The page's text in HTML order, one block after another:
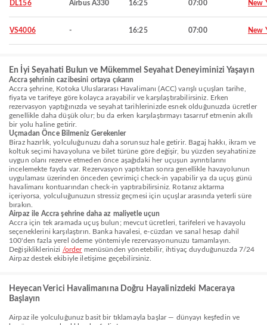
DL156 Airbus A330 16:25 07:00 New
VS4006 - 16:25 07:00 New
En İyi Seyahati Bulun ve Mükemmel Seyahat Deneyiminizi Yaşayın
Accra şehrinin cazibesini ortaya çıkarın
Accra şehrine, Kotoka Uluslararası Havalimanı (ACC) varışlı uçuşları tarihe,
fiyata ve tarifeye göre kolayca arayabilir ve karşılaştırabilirsiniz. Erken
rezervasyon yaptığınızda ve seyahat tarihlerinizde esnek olduğunuzda ücretler
genellikle daha düşük olur; bu da erken karşılaştırmayı tasarruf etmenin akıllı
bir yolu haline getirir.
Uçmadan Önce Bilmeniz Gerekenler
Biraz hazırlık, yolculuğunuzu daha sorunsuz hale getirir. Bagaj hakkı, ikram ve
koltuk seçimi havayoluna ve bilet türüne göre değişir, bu yüzden seyahatinize
uygun olanı rezerve etmeden önce aşağıdaki her uçuşun ayrıntılarını
incelemekte fayda var. Rezervasyon yaptıktan sonra genellikle havayolunun
uygulaması üzerinden önceden çevrimiçi check-in yapabilir ya da uçuş günü
havalimanı kontuarından check-in yaptırabilirsiniz. Rotanız aktarma
içeriyorsa, yolculuğunuzun stressiz geçmesi için uçuşlar arasında yeterli süre
bırakın.
Airpaz ile Accra şehrine daha az maliyetle uçun
Accra için tek aramada uçuş bulun; mevcut ücretleri, tarifeleri ve havayolu
seçeneklerini karşılaştırın. Banka havalesi, e-cüzdan ve sanal hesap dahil
100'den fazla yerel ödeme yöntemiyle rezervasyonunuzu tamamlayın.
Değişikliklerinizi /ordermenüsünden yönetebilir, ihtiyaç duyduğunuzda 7/24
Airpaz destek ekibiyle iletişime geçebilirsiniz.
Heyecan Verici Havalimanına Doğru Hayalinizdeki Maceraya
Başlayın
Airpaz ile yolculuğunuz basit bir tıklamayla başlar — dünyayı keşfedin ve